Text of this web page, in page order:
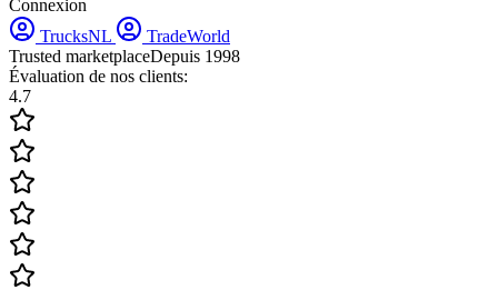
Connexion
TrucksNL
TradeWorld
Trusted marketplaceDepuis 1998
Évaluation de nos clients:
4.7